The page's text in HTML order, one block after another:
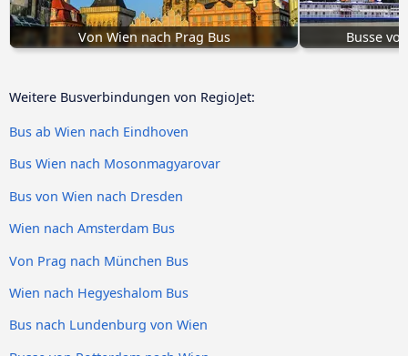
Von Wien nach Prag Bus Busse
Weitere Busverbindungen von RegioJet:
Bus ab Wien nach Eindhoven
Bus Wien nach Mosonmagyarovar
Bus von Wien nach Dresden
Wien nach Amsterdam Bus
Von Prag nach München Bus
Wien nach Hegyeshalom Bus
Bus nach Lundenburg von Wien